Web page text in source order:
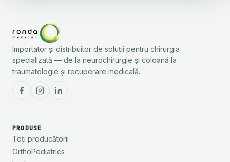
Importator și distribuitor de soluții pentru chirurgia
specializată — de la neurochirurgie și coloană la
traumatologie și recuperare medicală.
PRODUSE
Toți producătorii
OrthoPediatrics